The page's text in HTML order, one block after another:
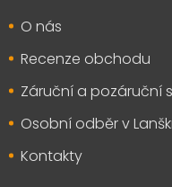
O nás
Recenze obchodu
Záruční a pozáruční
Osobní odběr v
Kontakty